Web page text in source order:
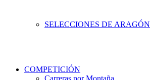
SELECCIONES DE ARAGÓN
COMPETICIÓN
Carreras por Montaña